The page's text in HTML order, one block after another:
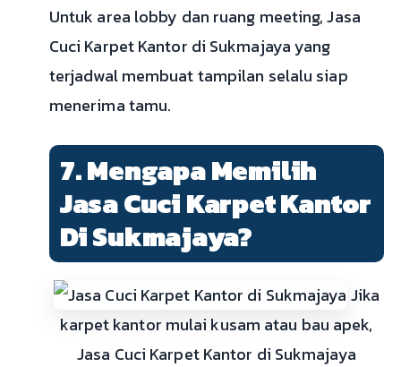
Untuk area lobby dan ruang meeting, Jasa
Cuci Karpet Kantor di Sukmajaya yang
terjadwal membuat tampilan selalu siap
menerima tamu.
7. Mengapa Memilih
Jasa Cuci Karpet Kantor
Di Sukmajaya?
Jika
karpet kantor mulai kusam atau bau apek,
Jasa Cuci Karpet Kantor di Sukmajaya